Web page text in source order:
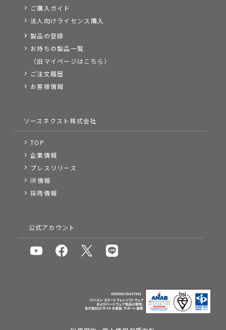
ご購入ガイド
法人向けライセンス購入
製品の登録
お持ちの製品一覧
（旧マイページはこちら）
ご注文履歴
お客様情報
ソースネクスト株式会社
TOP
企業情報
プレスリリース
IR情報
採用情報
公式アカウント